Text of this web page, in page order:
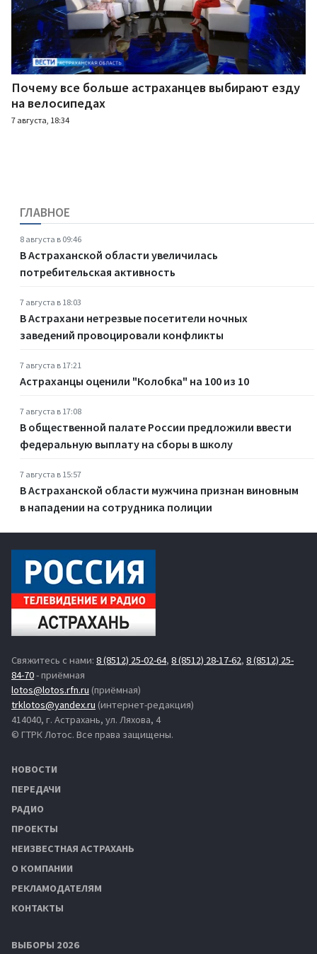
Почему все больше астраханцев выбирают езду
на велосипедах
7 августа, 18:34
ГЛАВНОЕ
8 августа в 09:46
В Астраханской области увеличилась
потребительская активность
7 августа в 18:03
В Астрахани нетрезвые посетители ночных
заведений провоцировали конфликты
7 августа в 17:21
Астраханцы оценили "Колобка" на 100 из 10
7 августа в 17:08
В общественной палате России предложили ввести
федеральную выплату на сборы в школу
7 августа в 15:57
В Астраханской области мужчина признан виновным
в нападении на сотрудника полиции
Свяжитесь с нами: 8 (8512) 25-02-64, 8 (8512) 28-17-62, 8 (8512) 25-
84-70- приёмная
lotos@lotos.rfn.ru (приёмная)
trklotos@yandex.ru (интернет-редакция)
414040, г. Астрахань, ул. Ляхова, 4
© ГТРК Лотос. Все права защищены.
НОВОСТИ
ПЕРЕДАЧИ
РАДИО
ПРОЕКТЫ
НЕИЗВЕСТНАЯ АСТРАХАНЬ
О КОМПАНИИ
РЕКЛАМОДАТЕЛЯМ
КОНТАКТЫ
ВЫБОРЫ 2026